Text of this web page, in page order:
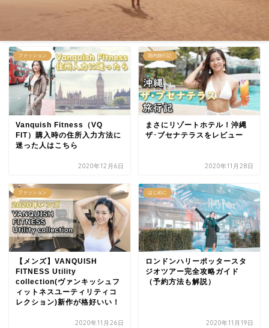
ファッション
Vanquish Fitness（VQ
FIT）購入時の住所入力方法に
迷った人はこちら
2020年12月6日
国内旅行記
まさにリゾートホテル！沖縄
ザ･ブセナテラスをレビュー
2020年11月28日
ファッション
【メンズ】VANQUISH
FITNESS Utility
collection(ヴァンキッシュフ
ィットネスユーティリティコ
レクション)新作が格好いい！
2020年11月26日
はじめに
ロンドンハリーポッタースタ
ジオツアー完全攻略ガイド
（予約方法も解説）
2020年11月19日